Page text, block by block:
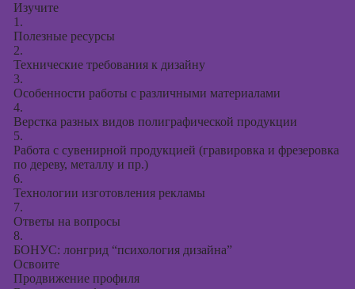
Изучите
1.
Полезные ресурсы
2.
Технические требования к дизайну
3.
Особенности работы с различными материалами
4.
Верстка разных видов полиграфической продукции
5.
Работа с сувенирной продукцией (гравировка и фрезеровка
по дереву, металлу и пр.)
6.
Технологии изготовления рекламы
7.
Ответы на вопросы
8.
БОНУС: лонгрид “психология дизайна”
Освоите
Продвижение профиля